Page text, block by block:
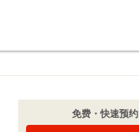
免费・快速预约